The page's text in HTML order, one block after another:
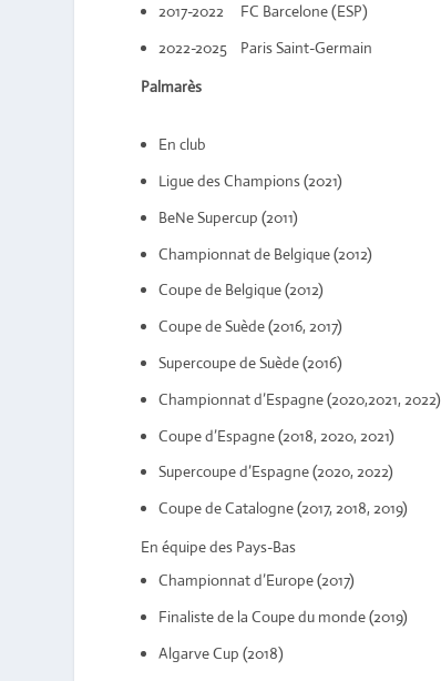
2017-2022 FC Barcelone (ESP)
2022-2025 Paris Saint-Germain
Palmarès
En club
Ligue des Champions (2021)
BeNe Supercup (2011)
Championnat de Belgique (2012)
Coupe de Belgique (2012)
Coupe de Suède (2016, 2017)
Supercoupe de Suède (2016)
Championnat d’Espagne (2020,2021, 2022)
Coupe d’Espagne (2018, 2020, 2021)
Supercoupe d’Espagne (2020, 2022)
Coupe de Catalogne (2017, 2018, 2019)
En équipe des Pays-Bas
Championnat d’Europe (2017)
Finaliste de la Coupe du monde (2019)
Algarve Cup (2018)